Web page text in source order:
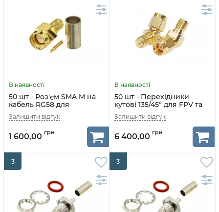
50 шт - Роз'єм SMA M на
кабель RG58 для
радіообладнання
1 600,00
50 шт - Перехідники
кутові 135/45° для FPV та
радіообладнання (SMA M
- RP-SMA F)
6 400,00
3 3